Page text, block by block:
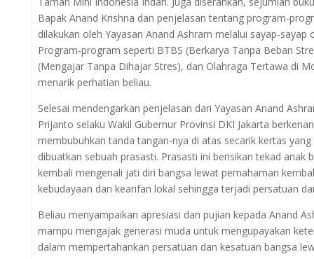
Bapak Anand Krishna dan penjelasan tentang program-
dilakukan oleh Yayasan Anand Ashram melalui sayap-sayap
Program-program seperti BTBS (Berkarya Tanpa Beban
(Mengajar Tanpa Dihajar Stres), dan Olahraga Tertawa di
menarik perhatian beliau.
Selesai mendengarkan penjelasan dari Yayasan Anand
Prijanto selaku Wakil Gubernur Provinsi DKI Jakarta berkenan
membubuhkan tanda tangan-nya di atas secarik kertas
dibuatkan sebuah prasasti. Prasasti ini berisikan tekad anak
kembali mengenali jati diri bangsa lewat pemahaman
kebudayaan dan kearifan lokal sehingga terjadi persatuan
Beliau menyampaikan apresiasi dan pujian kepada Anand
mampu mengajak generasi muda untuk mengupayakan
dalam mempertahankan persatuan dan kesatuan bangsa